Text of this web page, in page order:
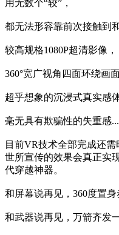
用无数个“较”，
都无法形容靠前次接触到
较高规格1080P超清影像，
360°宽广视角四面环绕画
超乎想象的沉浸式真实感
毫无具有欺骗性的失重感
目前VR技术全部完成还
世所宣传的效果会真正实
代穿越神器。
和屏幕说再见，360度置身
和武器说再见，万箭齐发